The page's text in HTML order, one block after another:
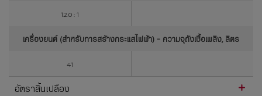
12.0 : 1
เครื่องยนต์ (สำหรับการสร้างกระแสไฟฟ้า) - ความจุถังเชื้อเพลิง, ลิตร
41
อัตราสิ้นเปลือง